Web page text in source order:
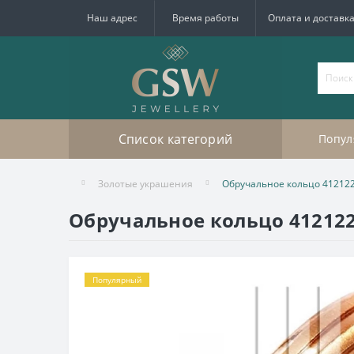
Наш адрес Время работы Оплата и доставка
Список категорий
Золотые украшения Обручальное кольцо
Обручальное кольцо
Популярный